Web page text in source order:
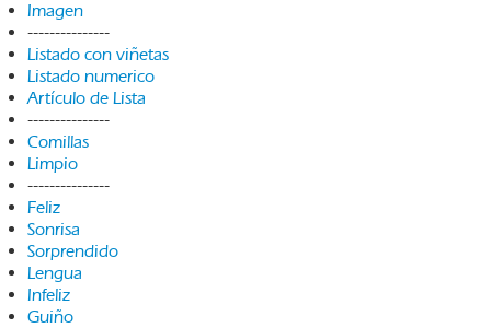
Imagen
---------------
Listado con viñetas
Listado numerico
Artículo de Lista
---------------
Comillas
Limpio
---------------
Feliz
Sonrisa
Sorprendido
Lengua
Infeliz
Guiño